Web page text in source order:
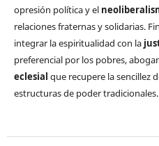
opresión política y el
relaciones fraternas y solidarias.
integrar la espiritualidad con la
preferencial por los pobres,
eclesial que recupere la sencillez
estructuras de poder tradicionales.